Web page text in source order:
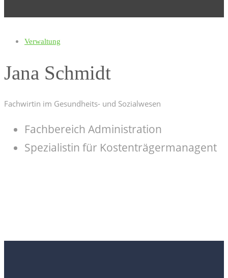
Verwaltung
Jana Schmidt
Fachwirtin im Gesundheits- und Sozialwesen
Fachbereich Administration
Spezialistin für Kostenträgermanagent